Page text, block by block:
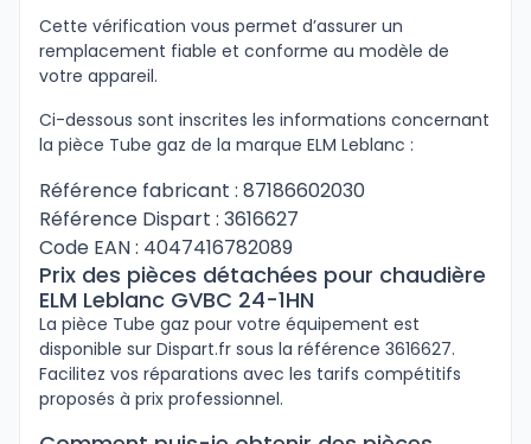
Cette vérification vous permet d’assurer un
remplacement fiable et conforme au modèle de
votre appareil.
Ci-dessous sont inscrites les informations concernant
la pièce Tube gaz de la marque ELM Leblanc :
Référence fabricant : 87186602030
Référence Dispart : 3616627
Code EAN : 4047416782089
Prix des pièces détachées pour chaudière
ELM Leblanc GVBC 24-1HN
La pièce Tube gaz pour votre équipement est
disponible sur Dispart.fr sous la référence 3616627.
Facilitez vos réparations avec les tarifs compétitifs
proposés à prix professionnel.